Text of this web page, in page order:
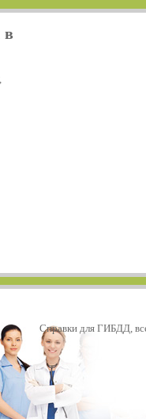
в
Справки для ГИБДД,